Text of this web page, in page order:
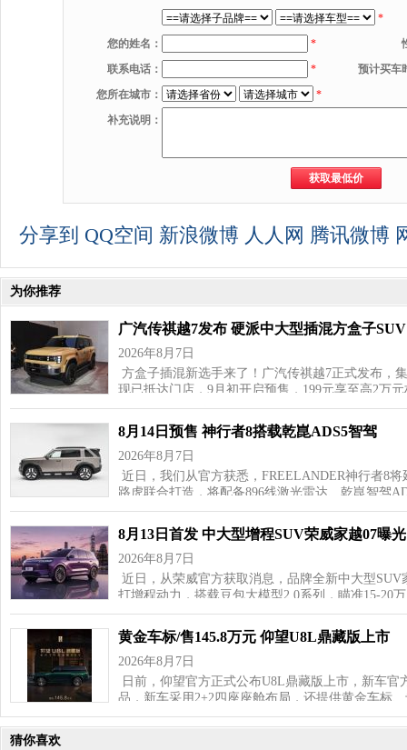
*
您的姓名：
*
联系电话：
*
预计买车
您所在城市：
*
补充说明：
分享到 QQ空间 新浪微博 人人网 腾讯微博
为你推荐
广汽传祺越7发布 硬派中大型插混方盒子SUV
2026年8月7日
方盒子插混新选手来了！广汽传祺越7正式发布，
现已抵达门店，9月初开启预售，199元享至高2万
8月14日预售 神行者8搭载乾崑ADS5智驾
2026年8月7日
近日，我们从官方获悉，FREELANDER神行者8
路虎联合打造，将配备896线激光雷达、乾崑智驾
8月13日首发 中大型增程SUV荣威家越07曝光
2026年8月7日
近日，从荣威官方获取消息，品牌全新中大型
打增程动力，搭载豆包大模型2.0系列，瞄准15‑20
黄金车标/售145.8万元 仰望U8L鼎藏版上市
2026年8月7日
日前，仰望官方正式公布U8L鼎藏版上市，新车
品，新车采用2+2四座座舱布局，还提供黄金车标
猜你喜欢